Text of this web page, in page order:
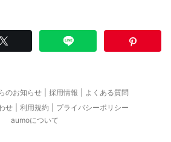
のお知らせ 採用情報
よくある質問
せ
利用規約
プライバシーポリシー
aumoについて